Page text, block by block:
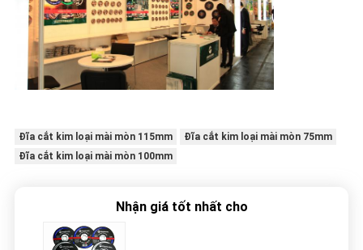
Đĩa cắt kim loại mài mòn 115mm
Đĩa cắt kim loại mài mòn 75mm
Đĩa cắt kim loại mài mòn 100mm
Nhận giá tốt nhất cho